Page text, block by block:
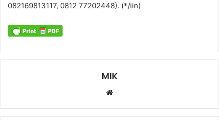
082169813117, 0812 77202448). (*/iin)
MIK